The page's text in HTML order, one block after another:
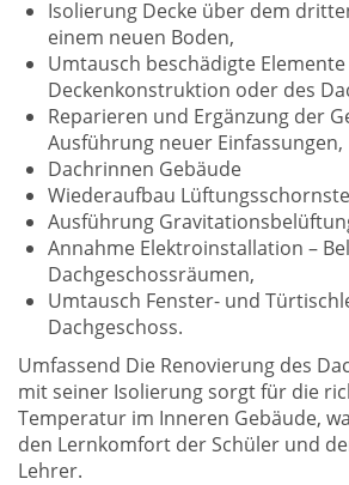
Isolierung Decke über dem
einem neuen Boden,
Umtausch beschädigte
Deckenkonstruktion oder des
Reparieren und Ergänzung der
Ausführung neuer Einfassungen,
Dachrinnen Gebäude
Wiederaufbau
Ausführung
Annahme Elektroinstallation –
Dachgeschossräumen,
Umtausch Fenster- und
Dachgeschoss.
Umfassend Die Renovierung des
mit seiner Isolierung sorgt für die
Temperatur im Inneren Gebäude,
den Lernkomfort der Schüler und
Lehrer.